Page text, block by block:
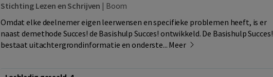
Stichting Lezen en Schrijven | Boom
Omdat elke deelnemer eigen leerwensen en specifieke problemen heeft, is er
naast demethode Succes! de Basishulp Succes! ontwikkeld. De Basishulp Succes!
bestaat uitachtergrondinformatie en onderste... Meer